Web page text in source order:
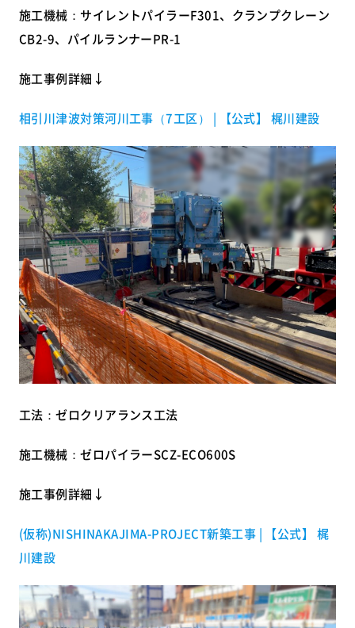
施工機械：サイレントパイラーF301、クランプクレーン
CB2-9、パイルランナーPR-1
施工事例詳細↓
相引川津波対策河川工事（7工区） | 【公式】 梶川建設
工法：ゼロクリアランス工法
施工機械：ゼロパイラーSCZ-ECO600S
施工事例詳細↓
(仮称)NISHINAKAJIMA-PROJECT新築工事 | 【公式】 梶
川建設